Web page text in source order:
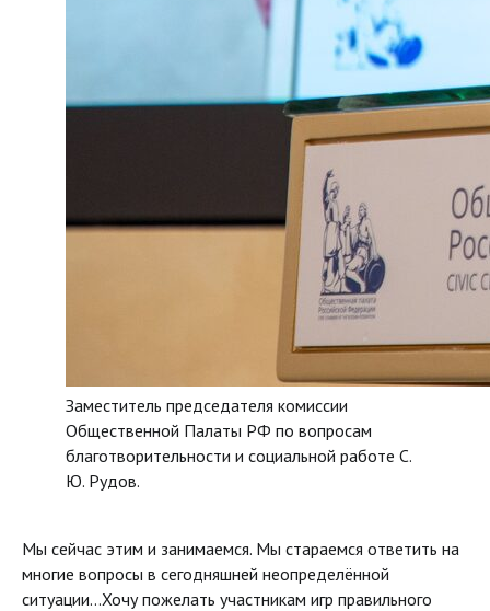
Заместитель председателя комиссии
Общественной Палаты РФ по вопросам
благотворительности и социальной работе С.
Ю. Рудов.
Мы сейчас этим и занимаемся. Мы стараемся ответить на
многие вопросы в сегодняшней неопределённой
ситуации…Хочу пожелать участникам игр правильного